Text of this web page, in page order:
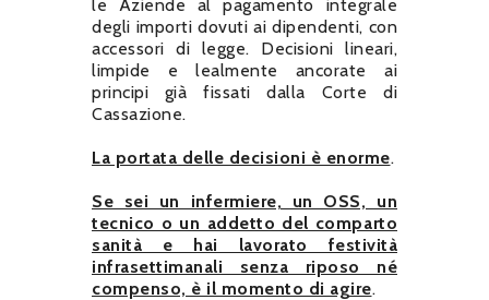
le Aziende al pagamento integrale
degli importi dovuti ai dipendenti, con
accessori di legge. Decisioni lineari,
limpide e lealmente ancorate ai
principi già fissati dalla Corte di
Cassazione.
La portata delle decisioni è enorme.
Se sei un infermiere, un OSS, un
tecnico o un addetto del comparto
sanità e hai lavorato festività
infrasettimanali senza riposo né
compenso, è il momento di agire.